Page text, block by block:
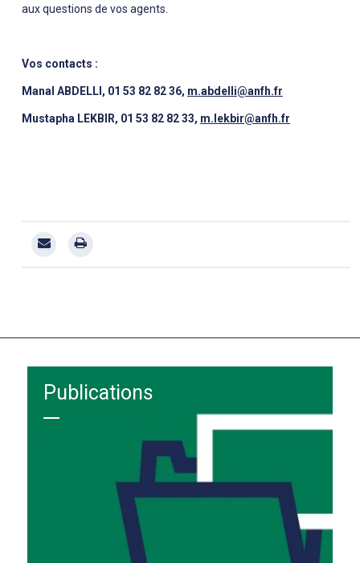
aux questions de vos agents.
Vos contacts :
Manal ABDELLI, 01 53 82 82 36, m.abdelli@anfh.fr
Mustapha LEKBIR, 01 53 82 82 33, m.lekbir@anfh.fr
Publications